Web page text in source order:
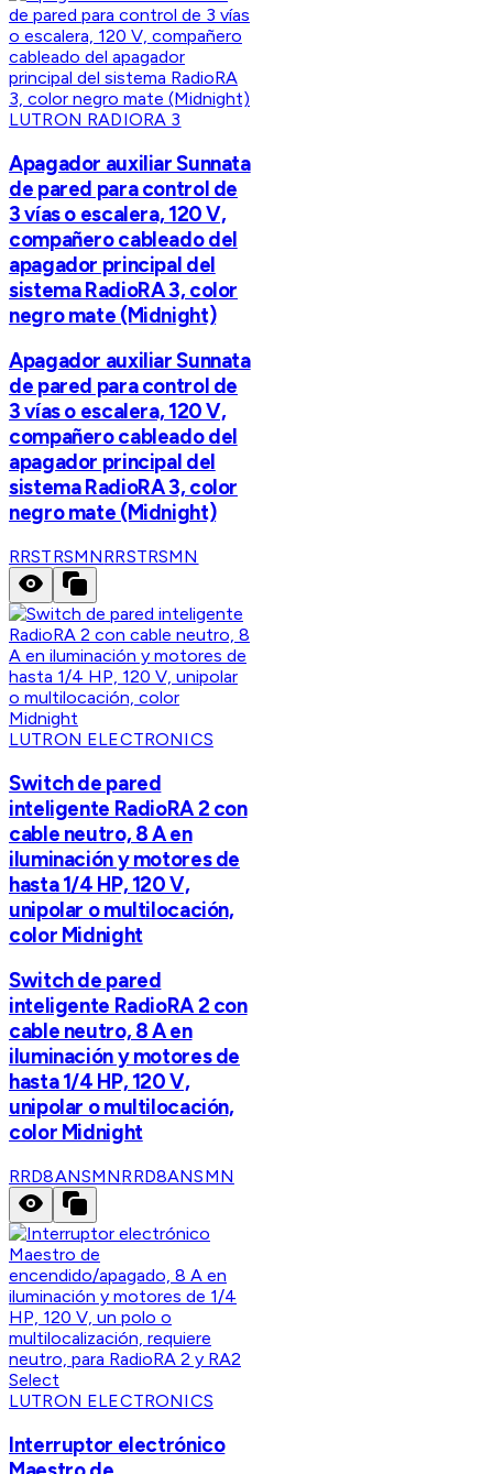
LUTRON RADIORA 3
Apagador auxiliar Sunnata
de pared para control de
3 vías o escalera, 120 V,
compañero cableado del
apagador principal del
sistema RadioRA 3, color
negro mate (Midnight)
Apagador auxiliar Sunnata
de pared para control de
3 vías o escalera, 120 V,
compañero cableado del
apagador principal del
sistema RadioRA 3, color
negro mate (Midnight)
RRSTRSMNRRSTRSMN
LUTRON ELECTRONICS
Switch de pared
inteligente RadioRA 2 con
cable neutro, 8 A en
iluminación y motores de
hasta 1/4 HP, 120 V,
unipolar o multilocación,
color Midnight
Switch de pared
inteligente RadioRA 2 con
cable neutro, 8 A en
iluminación y motores de
hasta 1/4 HP, 120 V,
unipolar o multilocación,
color Midnight
RRD8ANSMNRRD8ANSMN
LUTRON ELECTRONICS
Interruptor electrónico